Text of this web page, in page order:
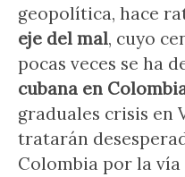
geopolítica, hace
eje del mal, cuyo
pocas veces se ha
cubana en
graduales crisis en
tratarán
Colombia por la